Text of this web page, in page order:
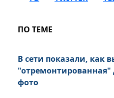
ПО ТЕМЕ
В сети показали, как
"отремонтированная"
фото